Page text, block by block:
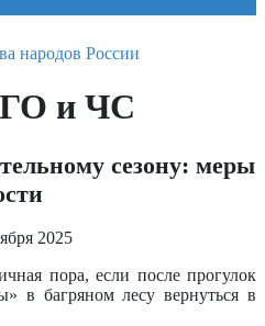
и ЧС
сезону: меры
2025
пора, если после прогулок
в багряном лесу вернуться в